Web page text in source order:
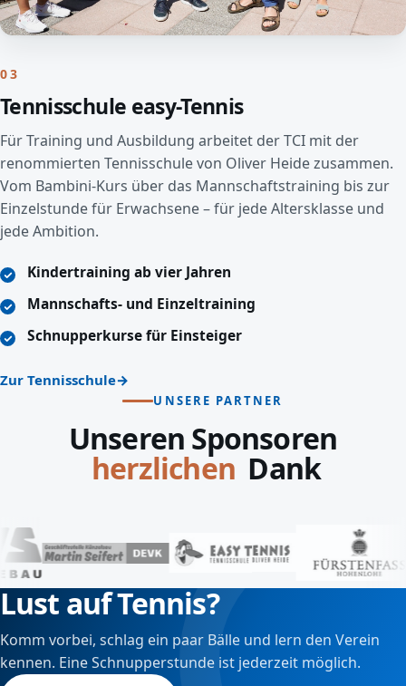
03
Tennisschule easy-Tennis
Für Training und Ausbildung arbeitet der TCI mit der
renommierten Tennisschule von Oliver Heide zusammen.
Vom Bambini-Kurs über das Mannschaftstraining bis zur
Einzelstunde für Erwachsene – für jede Altersklasse und
jede Ambition.
Kindertraining ab vier Jahren
Mannschafts- und Einzeltraining
Schnupperkurse für Einsteiger
Zur Tennisschule
UNSERE PARTNER
Unseren Sponsoren
lieben
Dank
Lust auf Tennis?
Komm vorbei, schlag ein paar Bälle und lern den Verein
kennen. Eine Schnupperstunde ist jederzeit möglich.